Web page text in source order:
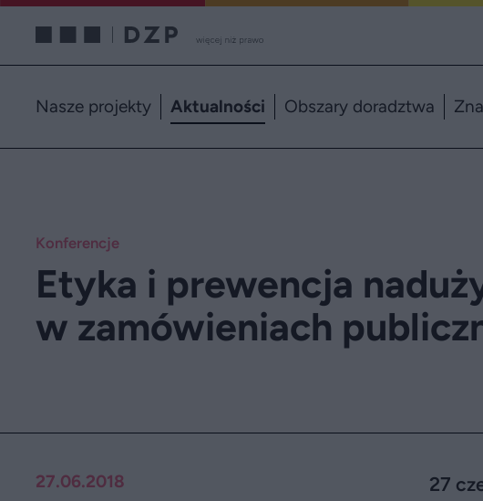
Nasze projekty Aktualności Obszary doradztwa
Konferencje
Etyka i prewencja
w zamówieniach
27.06.2018
27